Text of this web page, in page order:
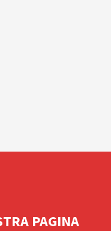
PAGINA